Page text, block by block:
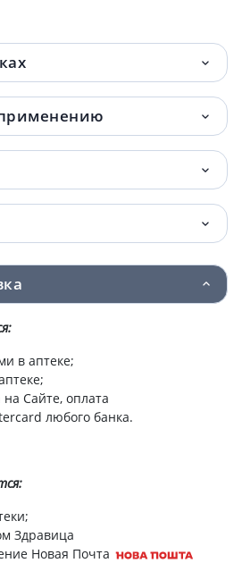
в аптеке;
Сайте, оплата
любого банка.
Здравица
Новая Почта